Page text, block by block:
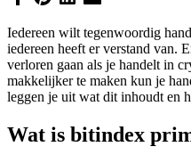
Iedereen wilt tegenwoordig
iedereen heeft er verstand van.
verloren gaan als je handelt in
makkelijker te maken kun je
leggen je uit wat dit inhoudt en
Wat is bitindex